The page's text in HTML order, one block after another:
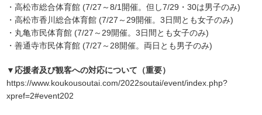
・高松市総合体育館 (7/27～8/1開催。但し7/29・30は男子のみ)
・高松市香川総合体育館 (7/27～29開催。3日間とも女子のみ)
・丸亀市民体育館 (7/27～29開催。3日間とも女子のみ)
・善通寺市民体育館 (7/27～28開催。両日とも男子のみ)
▼応援者及び観客への対応について（重要）
https://www.koukousoutai.com/2022soutai/event/index.php?
xpref=2#event202